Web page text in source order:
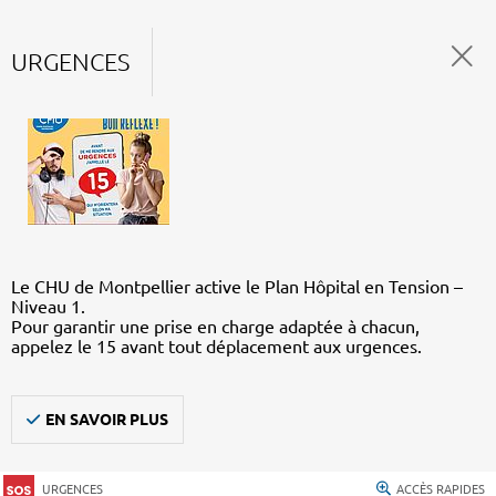
URGENCES
Le CHU de Montpellier active le Plan Hôpital en Tension –
Niveau 1.
Pour garantir une prise en charge adaptée à chacun,
appelez le 15 avant tout déplacement aux urgences.
EN SAVOIR PLUS
URGENCES ACCÈS RAPIDES